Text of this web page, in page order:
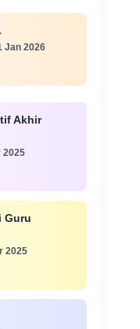
Jan 2026
Akhir
2025
Guru
2025